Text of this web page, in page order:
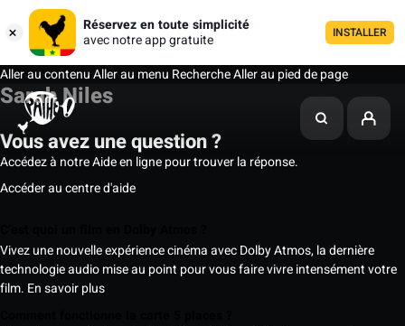
Réservez en toute simplicité
avec notre app gratuite
INSTALLER
Aller au contenuAller au menu RechercheAller au pied de page
Sarah Niles
Vous avez une question ?
Accédez à notre Aide en ligne pour trouver la réponse.
Accéder au centre d'aide
Vivez une nouvelle expérience cinéma avec Dolby Atmos, la dernière
technologie audio mise au point pour vous faire vivre intensément votre
film. En savoir plus